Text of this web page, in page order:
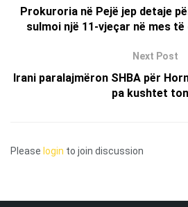
Prokuroria në Pejë jep detaje
sulmoi një 11-vjeçar në mes
Next Post
Irani paralajmëron SHBA për
pa kushtet
Please login to join discussion